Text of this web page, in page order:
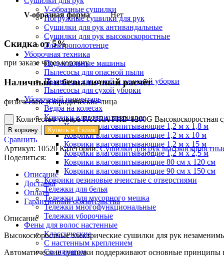
V-образные сушилки
Погружные сушилки для рук
Сушилки для рук антивандальные
Сушилки для рук высокоскоростные
Электрополотенце
Уборочная техника
Подметальные машины
Пылесосы для опасной пыли
Пылесосы для сухой и влажной уборки
Пылесосы для сухой уборки
Уборочный инвентарь
Ведра на колесах
Коврики влаговпитывающие
Коврики влаговпитывающие 1,2 м х 1,8 м
Коврики влаговпитывающие 1,2 м х 10 м
Коврики влаговпитывающие 1,2 м х 15 м
Коврики влаговпитывающие 1,2 м х 2,5 м
Коврики влаговпитывающие 80 см х 120 см
Коврики влаговпитывающие 90 см х 150 см
Коврики резиновые ячеистые с отверстиями
Тележки для белья
Тележки для мусорного мешка
Тележки многофункциональные
Тележки уборочные
Фены для волос настенные
Классические
С настенным креплением
Со шлангом
V-образная форма Нет
Скидка от 5%
при заказе через корзину
Наличный и безналичный расчёт
физические и юридические лица
Количество товара FAURA FHD-1200G Высокоскоростная
В корзину Купить в 1 клик
Сравнить
Артикул: 10520Категории: Сушилки для рук
Поделиться:
Описание
Доставка
Оплата
Гарантийный обязательства
Описание
Высокоскоростные электрические сушилки для рук
Автоматические сушилки поддерживают основные принципы